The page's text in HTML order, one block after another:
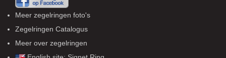
Meer zegelringen foto's
Zegelringen Catalogus
Meer over zegelringen